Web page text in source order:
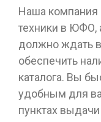
Наша
техники в ЮФО,
должно ждать
обеспечить
каталога. Вы
удобным для
пунктах